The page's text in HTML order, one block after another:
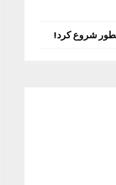
شروع کرد!